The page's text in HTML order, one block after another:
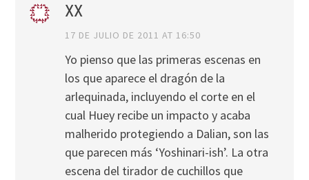
XX
17 DE JULIO DE 2011 AT 16:50
Yo pienso que las primeras escenas en
los que aparece el dragón de la
arlequinada, incluyendo el corte en el
cual Huey recibe un impacto y acaba
malherido protegiendo a Dalian, son las
que parecen más ‘Yoshinari-ish’. La otra
escena del tirador de cuchillos que